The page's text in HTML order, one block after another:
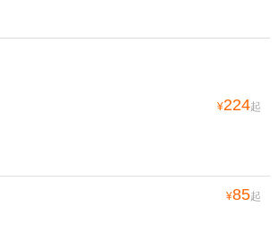
闹到什么程度。 其实真正置身夜市当中，觉得